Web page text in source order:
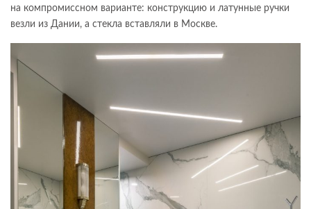
на компромиссном варианте: конструкцию и латунные ручки
везли из Дании, а стекла вставляли в Москве.